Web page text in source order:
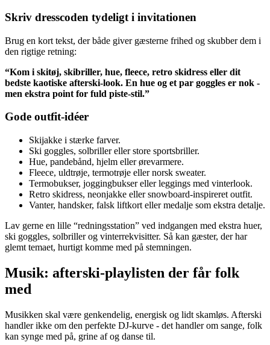
Skriv dresscoden tydeligt i invitationen
Brug en kort tekst, der både giver gæsterne frihed og skubber dem i
den rigtige retning:
“Kom i skitøj, skibriller, hue, fleece, retro skidress eller dit
bedste kaotiske afterski-look. En hue og et par goggles er nok -
men ekstra point for fuld piste-stil.”
Gode outfit-idéer
Skijakke i stærke farver.
Ski goggles, solbriller eller store sportsbriller.
Hue, pandebånd, hjelm eller ørevarmere.
Fleece, uldtrøje, termotrøje eller norsk sweater.
Termobukser, joggingbukser eller leggings med vinterlook.
Retro skidress, neonjakke eller snowboard-inspireret outfit.
Vanter, handsker, falsk liftkort eller medalje som ekstra detalje.
Lav gerne en lille “redningsstation” ved indgangen med ekstra huer,
ski goggles, solbriller og vinterrekvisitter. Så kan gæster, der har
glemt temaet, hurtigt komme med på stemningen.
Musik: afterski-playlisten der får folk
med
Musikken skal være genkendelig, energisk og lidt skamløs. Afterski
handler ikke om den perfekte DJ-kurve - det handler om sange, folk
kan synge med på, grine af og danse til.